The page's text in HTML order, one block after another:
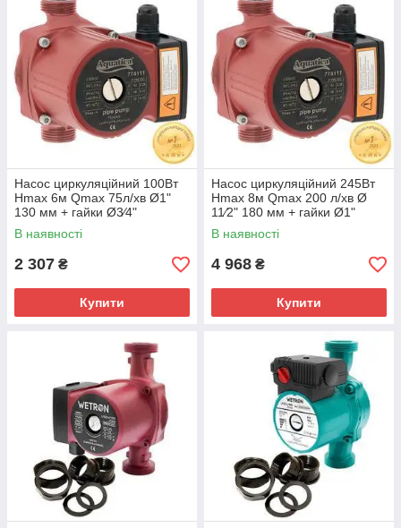
Насос циркуляційний 100Вт
Hmax 6м Qmax 75л/хв Ø1"
130 мм + гайки Ø3⁄4"
AQUATICA (774131)
В наявності
2 307 ₴
Купити
Насос циркуляційний 245Вт
Hmax 8м Qmax 200 л/хв Ø
11⁄2" 180 мм + гайки Ø1"
AQUATICA (774141)
В наявності
4 968 ₴
Купити